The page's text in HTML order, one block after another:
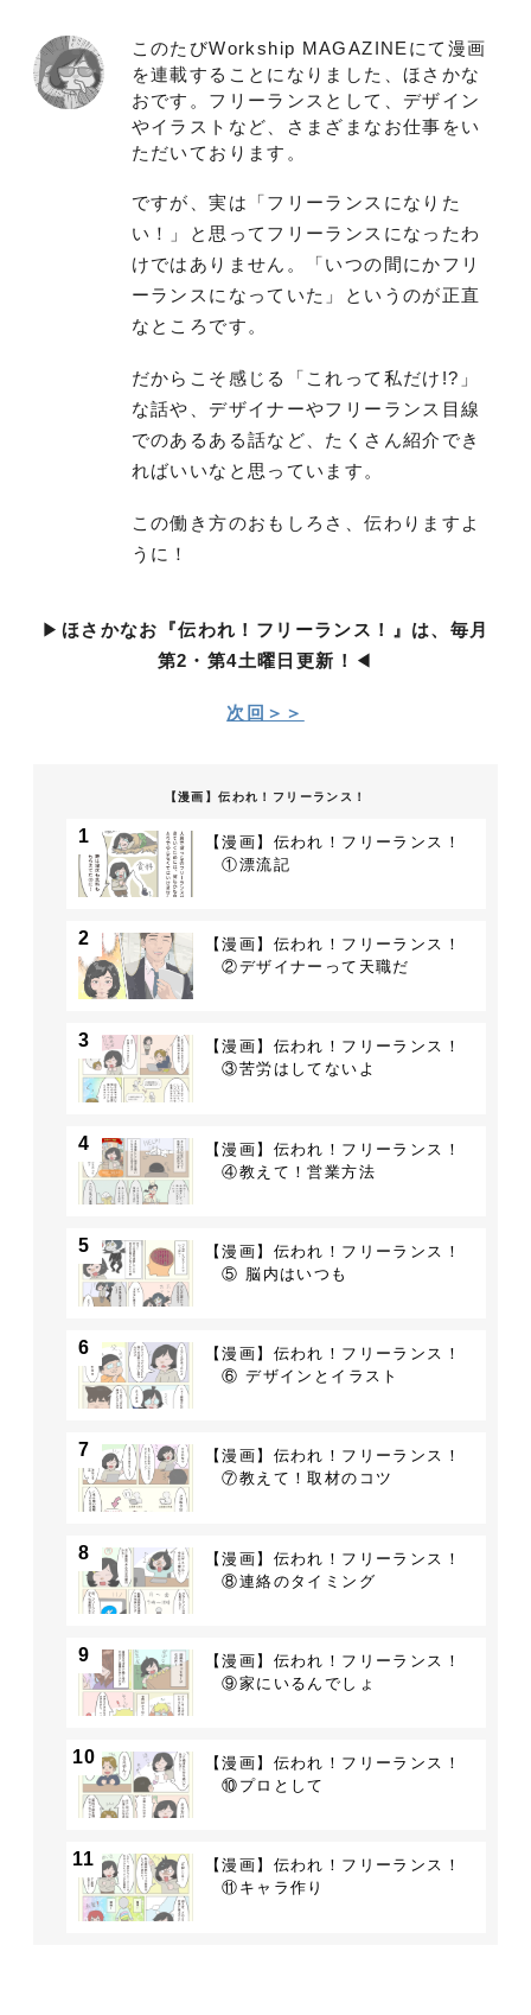
このたびWorkship MAGAZINEにて漫画
を連載することになりました、ほさかな
おです。フリーランスとして、デザイン
やイラストなど、さまざまなお仕事をい
ただいております。
ですが、実は「フリーランスになりた
い！」と思ってフリーランスになったわ
けではありません。「いつの間にかフリ
ーランスになっていた」というのが正直
なところです。
だからこそ感じる「これって私だけ!?」
な話や、デザイナーやフリーランス目線
でのあるある話など、たくさん紹介でき
ればいいなと思っています。
この働き方のおもしろさ、伝わりますよ
うに！
▶︎ ほさかなお『伝われ！フリーランス！』は、毎月
第2・第4土曜日更新！ ◀︎
次回＞＞
【漫画】伝われ！フリーランス！
1
【漫画】伝われ！フリーランス！
①漂流記
2
【漫画】伝われ！フリーランス！
②デザイナーって天職だ
3
【漫画】伝われ！フリーランス！
③苦労はしてないよ
4
【漫画】伝われ！フリーランス！
④教えて！営業方法
5
【漫画】伝われ！フリーランス！
⑤ 脳内はいつも
6
【漫画】伝われ！フリーランス！
⑥ デザインとイラスト
7
【漫画】伝われ！フリーランス！
⑦教えて！取材のコツ
8
【漫画】伝われ！フリーランス！
⑧連絡のタイミング
9
【漫画】伝われ！フリーランス！
⑨家にいるんでしょ
10
【漫画】伝われ！フリーランス！
⑩プロとして
11
【漫画】伝われ！フリーランス！
⑪キャラ作り